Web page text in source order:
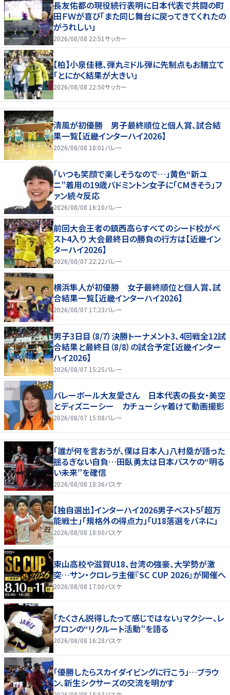
長友佑都の現役続行表明に日本代表で共闘の町
田ＦＷが喜び「また同じ舞台に戻ってきてくれたの
がうれしい」
2026/08/08 22:51サッカー
【柏】小泉佳穂、弾丸ミドル弾に先制点もお膳立て
「とにかく結果が大きい」
2026/08/08 22:50サッカー
清風が初優勝 男子最終順位と個人賞、試合結
果一覧【近畿インターハイ2026】
2026/08/08 18:01 バレー
「いつも笑顔で楽しそうなので…」黄色“新ユ
ニ”着用の19歳バドミントン女子に「CMきそう」フ
ァン続々反応
2026/08/08 16:10バレー
前回大会王者の鎮西高らすべてのシード校がベ
スト4入り 大会最終日の勝負の行方は【近畿イン
ターハイ2026】
2026/08/07 22:22バレー
横浜隼人が初優勝 女子最終順位と個人賞、試
合結果一覧【近畿インターハイ2026】
2026/08/07 17:23バレー
男子3日目（8/7）決勝トーナメント3、4回戦全12試
合結果と最終日（8/8）の試合予定【近畿インター
ハイ2026】
2026/08/07 15:25バレー
バレーボール大友愛さん 日本代表の長女・美空
とディズニーシー カチューシャ着けて動画撮影
2026/08/07 15:08バレー
「誰が何を言おうが、僕は日本人」八村塁が語った
揺るぎない自負…田臥勇太は日本バスケの“明る
い未来”を確信
2026/08/08 18:36バスケ
【独自選出】インターハイ2026男子ベスト5「超万
能戦士」「規格外の得点力」「U18落選をバネに」
2026/08/08 18:00バスケ
東山高校や滋賀U18、台湾の強豪、大学勢が激
突…サン・クロレラ主催『SC CUP 2026』が開催へ
2026/08/08 17:00バスケ
「たくさん説得したって感じではない」マクシー、レ
ブロンの“リクルート活動”を語る
2026/08/08 16:28バスケ
「優勝したらスカイダイビングに行こう」…ブラウ
ン、新生シクサーズの交流を明かす